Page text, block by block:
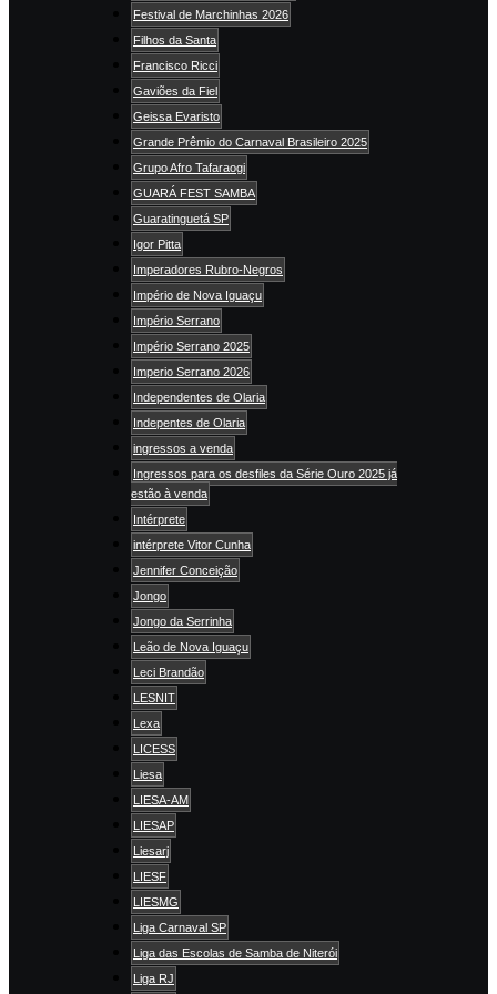
Festival de Marchinhas 2026
Filhos da Santa
Francisco Ricci
Gaviões da Fiel
Geissa Evaristo
Grande Prêmio do Carnaval Brasileiro 2025
Grupo Afro Tafaraogi
GUARÁ FEST SAMBA
Guaratinguetá SP
Igor Pitta
Imperadores Rubro-Negros
Império de Nova Iguaçu
Império Serrano
Império Serrano 2025
Imperio Serrano 2026
Independentes de Olaria
Indepentes de Olaria
ingressos a venda
Ingressos para os desfiles da Série Ouro 2025 já
estão à venda
Intérprete
intérprete Vitor Cunha
Jennifer Conceição
Jongo
Jongo da Serrinha
Leão de Nova Iguaçu
Leci Brandão
LESNIT
Lexa
LICESS
Liesa
LIESA-AM
LIESAP
Liesarj
LIESF
LIESMG
Liga Carnaval SP
Liga das Escolas de Samba de Niterói
Liga RJ